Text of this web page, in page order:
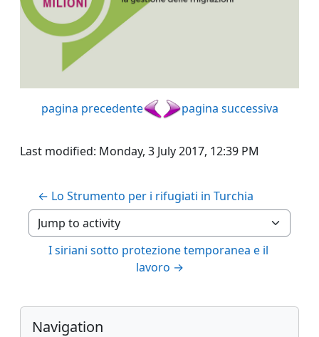
pagina precedente pagina successiva
Last modified: Monday, 3 July 2017, 12:39 PM
← Lo Strumento per i rifugiati in Turchia
Jump to activity
I siriani sotto protezione temporanea e il
lavoro →
Blocks
Supplementary blocks
Skip Navigation
Navigation